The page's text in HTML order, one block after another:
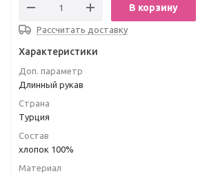
В корзину
Рассчитать доставку
Характеристики
Доп. параметр
Длинный рукав
Страна
Турция
Состав
хлопок 100%
Материал